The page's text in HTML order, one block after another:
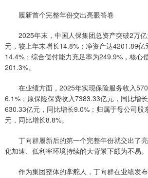
履新首个完整年份交出亮眼答卷
2025年末，中国人保集团总资产突破2万亿
元，较上年末增长14.8%；净资产达4201.89亿
14.4%；综合偿付能力充足率为249.9%，核心
201.3%。
在业绩方面，2025年实现保险服务收入
6.1%；原保险保费收入7383.33亿元，同比增
630.33亿元，同比增长9.0%；归属于母公司股
元，同比增长8.8%。
丁向群履新后的第一个完整年份就交出了
化加速、低利率环境持续的大背景下颇为不易。
作为集团整体的掌舵人，丁向群在业绩发